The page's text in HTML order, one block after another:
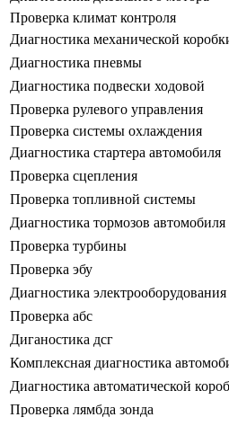
Проверка климат контроля
Диагностика механической
Диагностика пневмы
Диагностика подвески ходовой
Проверка рулевого управления
Проверка системы охлаждения
Диагностика стартера автомобиля
Проверка сцепления
Проверка топливной системы
Диагностика тормозов автомобиля
Проверка турбины
Проверка эбу
Диагностика электрооборудования
Проверка абс
Диганостика дсг
Комплексная диагностика
Диагностика автоматической
Проверка лямбда зонда